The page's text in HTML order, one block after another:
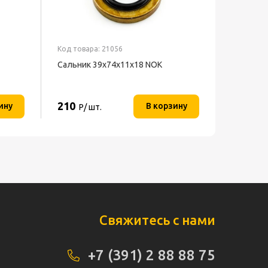
Код товара: 21056
Сальник 39х74х11х18 NOK
210 Р/ шт. В корзину
Свяжитесь с нами
+7 (391) 2 88 88 75